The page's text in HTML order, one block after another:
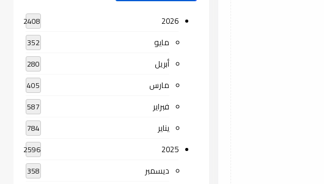
2026
2408
مايو 352
أبريل 280
مارس 405
فبراير 587
يناير 784
2025
2596
ديسمبر 358